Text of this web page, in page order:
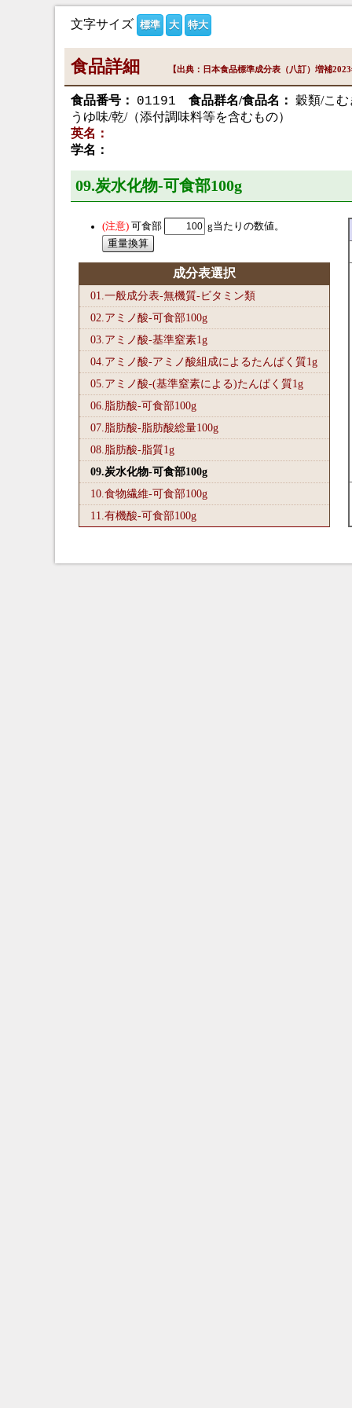
文字サイズ 標準 大 特大
食品詳細 【出典：日本食品標準成分表（八訂）増補
食品番号： 01191 食品群名/食品名： 穀類/こ
うゆ味/乾/（添付調味料等を含むもの）
英名：
学名：
09.炭水化物-可食部100g
可食部 g当たりの数値。
成分表選択
01.一般成分表-無機質-ビタミン類
02.アミノ酸-可食部100g
03.アミノ酸-基準窒素1g
04.アミノ酸-アミノ酸組成によるたんぱく質1g
05.アミノ酸-(基準窒素による)たんぱく質1g
06.脂肪酸-可食部100g
07.脂肪酸-脂肪酸総量100g
08.脂肪酸-脂質1g
09.炭水化物-可食部100g
10.食物繊維-可食部100g
11.有機酸-可食部100g